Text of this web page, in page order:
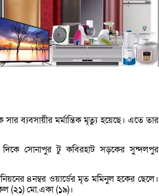
ব্যবসায়ীর মর্মান্তিক মৃত্যু হয়েছে। এতে তার
দিকে সোনাপুর টু কবিরহাট সড়কের সুন্দলপুর
৪নম্বর ওয়ার্ডের মৃত মমিনুল হকের ছেলে।
(২১) মো.একা (১৯)।